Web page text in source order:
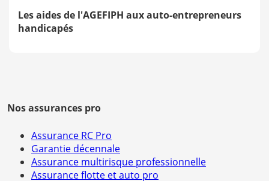
Les aides de l'AGEFIPH aux auto-entrepreneurs
handicapés
Nos assurances pro
Assurance RC Pro
Garantie décennale
Assurance multirisque professionnelle
Assurance flotte et auto pro